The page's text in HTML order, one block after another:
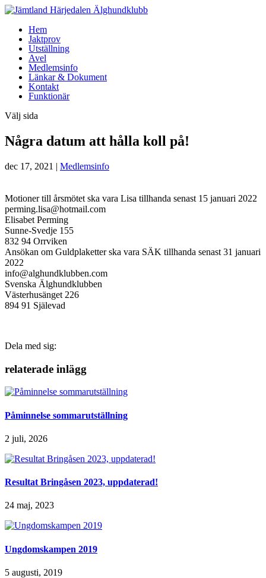
Hem
Jaktprov
Utställning
Avel
Medlemsinfo
Länkar & Dokument
Kontakt
Funktionär
Välj sida
Några datum att hålla koll på!
dec 17, 2021 | Medlemsinfo
Motioner till årsmötet ska vara Lisa tillhanda senast 15 januari 2022
perming.lisa@hotmail.com
Elisabet Perming
Sunne-Svedje 155
832 94 Orrviken
Ansökan om Guldplaketter ska vara SÄK tillhanda senast 31 januari
2022
info@alghundklubben.com
Svenska Älghundklubben
Västerhusänget 226
894 91 Själevad
Dela med sig:
relaterade inlägg
Påminnelse sommarutställning
2 juli, 2026
Resultat Bringåsen 2023, uppdaterad!
24 maj, 2023
Ungdomskampen 2019
5 augusti, 2019